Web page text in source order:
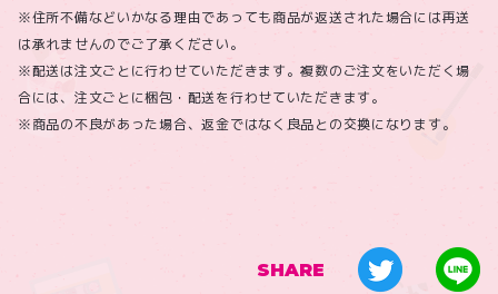
※住所不備などいかなる理由であっても商品が返送された場合には再送
は承れませんのでご了承ください。
※配送は注文ごとに行わせていただきます。複数のご注文をいただく場
合には、注文ごとに梱包・配送を行わせていただきます。
※商品の不良があった場合、返金ではなく良品との交換になります。
SHARE